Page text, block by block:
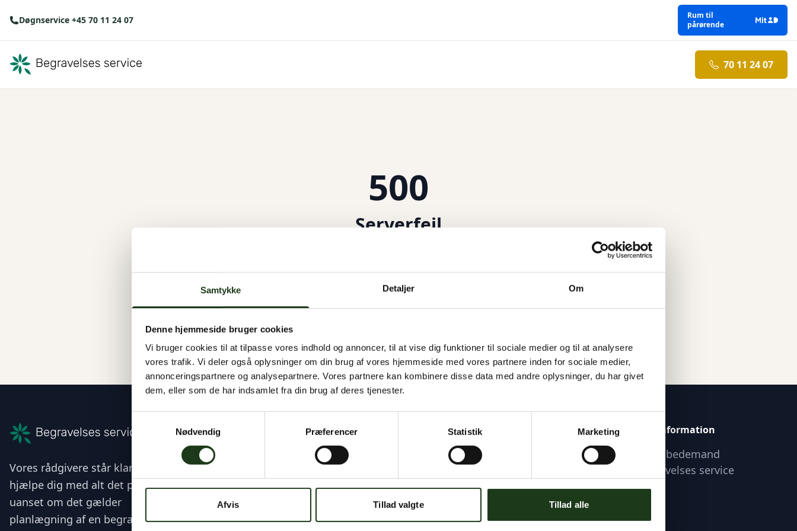
Samtykke Detaljer Om
Denne hjemmeside bruger cookies
Vi bruger cookies til at tilpasse vores indhold og annoncer, til at vise dig funktioner til sociale medier og til at analysere
vores trafik. Vi deler også oplysninger om din brug af vores hjemmeside med vores partnere inden for sociale medier,
annonceringspartnere og analysepartnere. Vores partnere kan kombinere disse data med andre oplysninger, du har givet
dem, eller som de har indsamlet fra din brug af deres tjenester.
Nødvendig
Præferencer Statistik Marketing
Afvis Tillad valgte Tillad alle
Døgnservice +45 70 11 24 07
Rum til
pårørende
70 11 24 07
500
Serverfejl
Der opstod en intern serverfejl. Vi arbejder på at løse problemet. Prøv venligst
igen senere.
Vores rådgivere står klar til at
hjælpe dig med alt det praktiske –
uanset om det gælder
planlægning af en begravelse
Katalog
Kister
Heim Urner
Beyond Life Urner
Lerurner
Læs om
Arv og Skifte
Min Sidste Vilje
Praktisk Information
Find lokal bedemand
Om Begravelses service